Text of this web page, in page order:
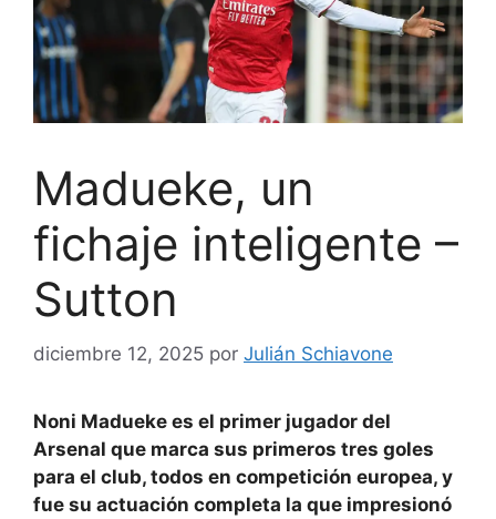
Madueke, un
fichaje inteligente –
Sutton
diciembre 12, 2025 por Julián Schiavone
Noni Madueke es el primer jugador del
Arsenal que marca sus primeros tres goles
para el club, todos en competición europea, y
fue su actuación completa la que impresionó